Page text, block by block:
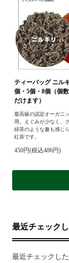
ティーバッグ ニル
個・5個・8個（個
だけます）
最高級の認定オーガニ
用。えぐみが少なく、
緑茶のような趣も感じ
紅茶です。
450円(税込486円)
最近チェック
最近チェックし